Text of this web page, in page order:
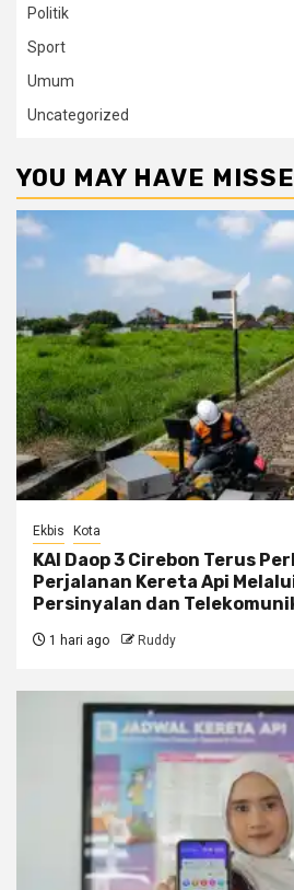
Politik
Sport
Umum
Uncategorized
YOU MAY HAVE
Ekbis Kota
KAI Daop 3 Cirebon Terus
Perjalanan Kereta Api
Persinyalan dan
1 hari ago Ruddy